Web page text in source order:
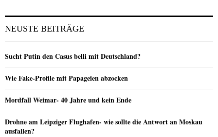
NEUSTE BEITRÄGE
Sucht Putin den Casus belli mit Deutschland?
Wie Fake-Profile mit Papageien abzocken
Mordfall Weimar- 40 Jahre und kein Ende
Drohne am Leipziger Flughafen- wie sollte die Antwort an Moskau
ausfallen?